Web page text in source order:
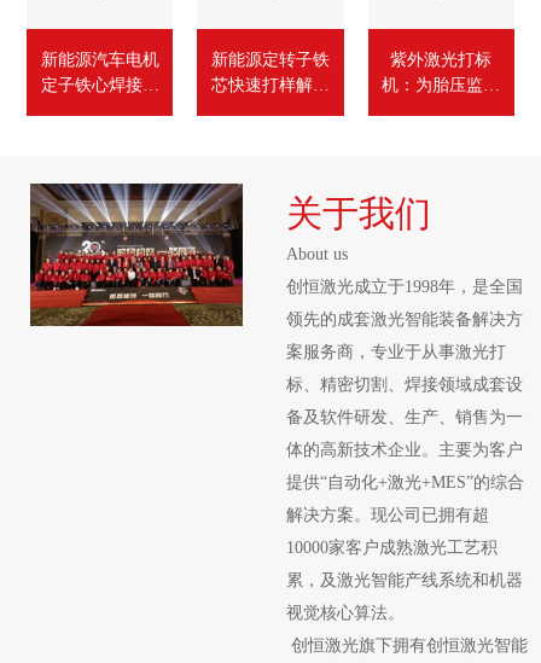
新能源汽车电机
定子铁心焊接检
新能源定转子铁
芯快速打样解决
紫外激光打标
机：为胎压监测
关于我们
About us
创恒激光成立于1998年，是全国
领先的成套激光智能装备解决方
案服务商，专业于从事激光打
标、精密切割、焊接领域成套设
备及软件研发、生产、销售为一
体的高新技术企业。主要为客户
提供“自动化+激光+MES”的综合
解决方案。现公司已拥有超
10000家客户成熟激光工艺积
累，及激光智能产线系统和机器
视觉核心算法。
创恒激光旗下拥有创恒激光智能